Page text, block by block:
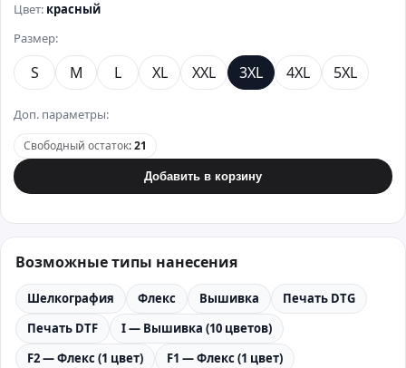
Цвет: красный
Размер:
S M L XL XXL 3XL 4XL 5XL
Доп. параметры:
Свободный остаток:21
Добавить в корзину
Возможные типы нанесения
Шелкография Флекс Вышивка
Печать DTG
Печать DTF
I — Вышивка (10 цветов)
F2 — Флекс (1 цвет)
F1 — Флекс (1 цвет)